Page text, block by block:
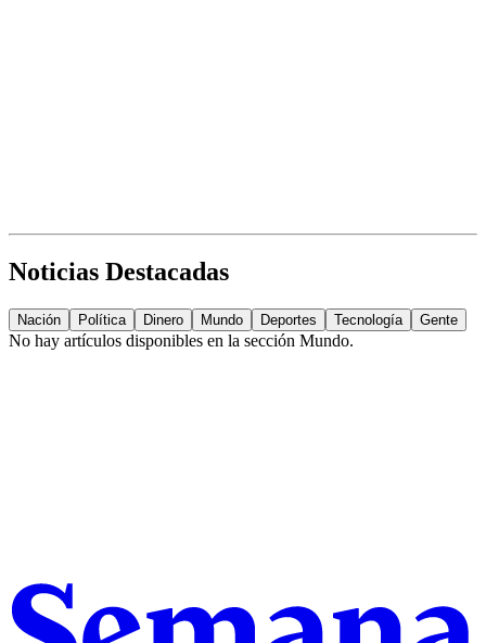
Noticias Destacadas
Nación Política Dinero Mundo Deportes Tecnología Gente
No hay artículos disponibles en la sección Mundo.